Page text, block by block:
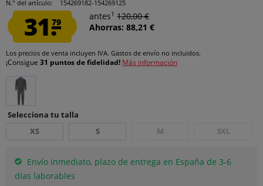
N.° del artículo:
154269182-154269125
31.79
antes1 120,00 €
Ahorras: 88,21 €
Los precios de venta incluyen IVA. Gastos de envío no incluidos.
¡Consigue 31 puntos de fidelidad! Más información
Selecciona tu talla
XS
S M 3XL
Envío inmediato, plazo de entrega en España de 3-6
días laborables